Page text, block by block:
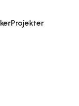
Projekter